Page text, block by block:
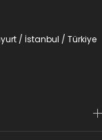
e-ticaret sanal
sektöre,
etmektedir.
/ İstanbul / Türkiye